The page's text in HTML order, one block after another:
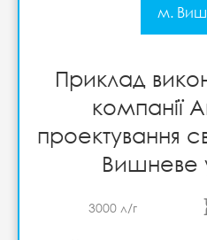
м.
Приклад
компанії
проектування
Вишневе
3000 л/г